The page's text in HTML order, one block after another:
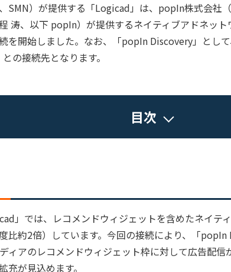
SMN）が提供する「Logicad」は、popIn株式会社
涛、以下 popIn）が提供するネイティブアドネット
を開始しました。なお、「popIn Discovery」とし
の接続先となります。
目次
」では、レコメンドウィジェットを含めたネイテ
比約2倍）しています。今回の接続により、「
ィアのレコメンドウィジェット枠に対して広告配信
充が見込めます。